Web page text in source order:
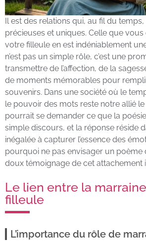
Il est des relations qui, au fil du
précieuses et uniques. Celle que
votre filleule en est indéniablement
n’est pas un simple rôle, c’est une
transmettre de l’affection, de la
de moments mémorables pour
souvenirs. Dans une société où le
le pouvoir des mots reste notre allié
pourrait se demander ce que la
simple discours, et la réponse réside
inégalée à capturer l’essence des
pourquoi ne pas envisager un poème
doux témoignage de cet attachement
Le lien entre la
filleule
L’importance du rôle de